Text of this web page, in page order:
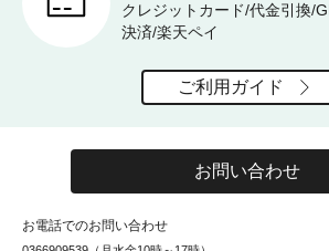
クレジットカード/代金引換/
決済/楽天ペイ
ご利用ガイド
お問い合わせ
お電話でのお問い合わせ